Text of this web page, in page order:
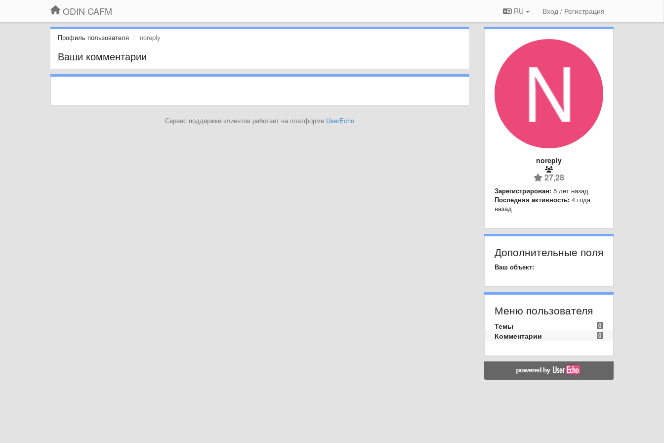
ODIN CAFM RU Вход / Регистрация
Профиль пользователя noreply
Ваши комментарии
Сервис поддержки клиентов работает на платформе UserEcho
noreply
27,28
Зарегистрирован: 5 лет назад
Последняя активность: 4 года
назад
Дополнительные поля
Ваш объект:
Меню пользователя
0
Темы
0
Комментарии